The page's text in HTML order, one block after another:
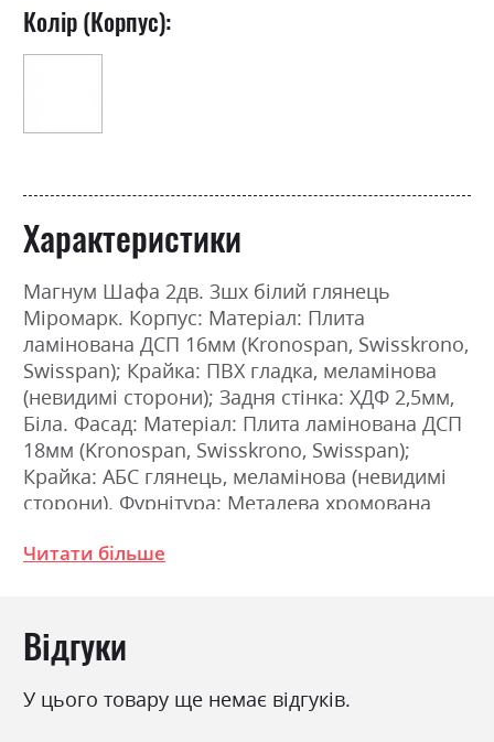
Колір (Корпус):
Характеристики
Магнум Шафа 2дв. 3шх білий глянець
Міромарк. Корпус: Матеріал: Плита
ламінована ДСП 16мм (Kronospan, Swisskrono,
Swisspan); Крайка: ПВХ гладка, меламінова
(невидимі сторони); Задня стінка: ХДФ 2,5мм,
Біла. Фасад: Матеріал: Плита ламінована ДСП
18мм (Kronospan, Swisskrono, Swisspan);
Крайка: АБС глянець, меламінова (невидимі
сторони). Фурнітура: Металева хромована
прихованого монтажу; З`єднання деталей за
закриттям; Додаткова фурнітура для
кріплення шаф до стіни, що забезпечить їх
нерухомість та підвищену безпеку. Переваги:
Багатошарове високоглянцеве лакофарбове
Читати більше
Відгуки
У цього товару ще немає відгуків.